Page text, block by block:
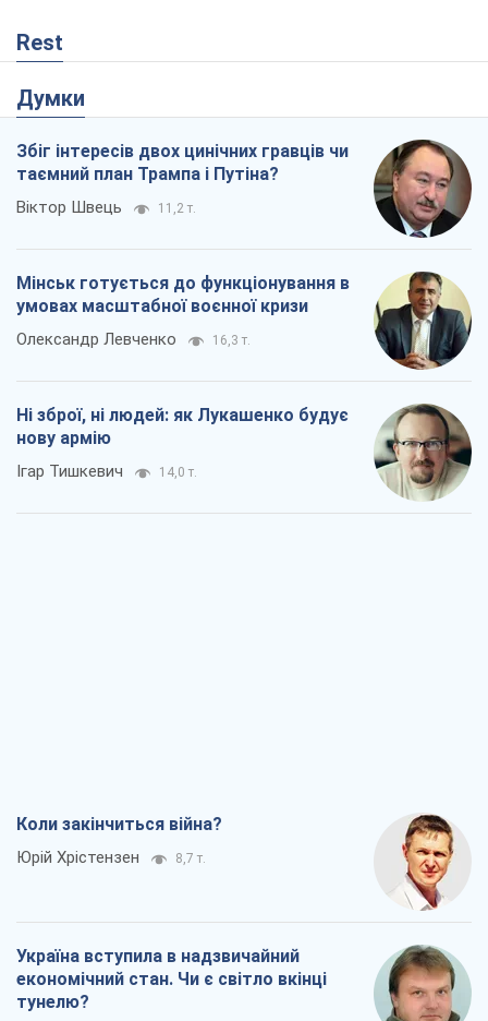
Rest
Думки
Збіг інтересів двох цинічних гравців чи
таємний план Трампа і Путіна?
Віктор Швець 11,2 т.
Мінськ готується до функціонування в
умовах масштабної воєнної кризи
Олександр Левченко 16,3 т.
Ні зброї, ні людей: як Лукашенко будує
нову армію
Ігар Тишкевич 14,0 т.
Коли закінчиться війна?
Юрій Хрістензен 8,7 т.
Україна вступила в надзвичайний
економічний стан. Чи є світло вкінці
тунелю?